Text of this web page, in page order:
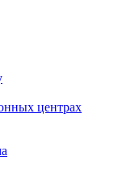
центрах